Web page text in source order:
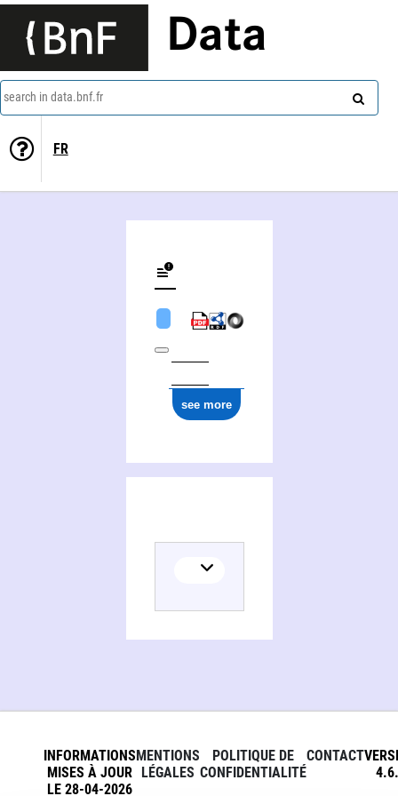
Data
search in data.bnf.fr
FR
see more
INFORMATIONS
MISES À JOUR
LE 28-04-2026
MENTIONS
LÉGALES
POLITIQUE DE
CONFIDENTIALITÉ
CONTACT